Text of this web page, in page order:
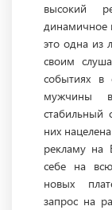
высокий
динамичное
это одна из
своим
событиях в
мужчины
них
рекламу на
себе на
новых
запрос на